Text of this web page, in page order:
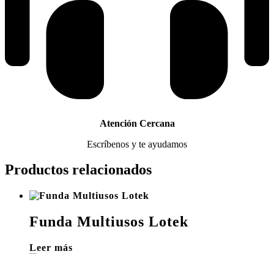
Atención Cercana
Escríbenos y te ayudamos
Productos relacionados
Funda Multiusos Lotek
Leer más